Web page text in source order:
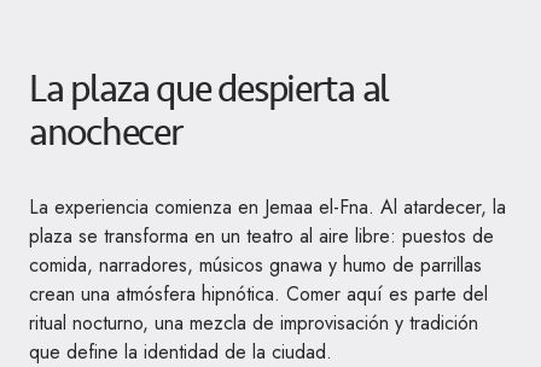
La plaza que despierta al
anochecer
La experiencia comienza en Jemaa el-Fna. Al atardecer, la
plaza se transforma en un teatro al aire libre: puestos de
comida, narradores, músicos gnawa y humo de parrillas
crean una atmósfera hipnótica. Comer aquí es parte del
ritual nocturno, una mezcla de improvisación y tradición
que define la identidad de la ciudad.